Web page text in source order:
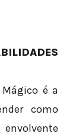
é a
como